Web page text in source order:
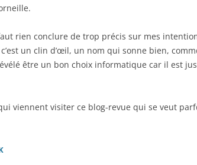
rien conclure de trop précis sur mes
un clin d’œil, un nom qui sonne bien,
être un bon choix informatique car il est
viennent visiter ce blog-revue qui se veut